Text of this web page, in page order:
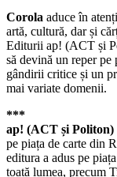
Corola aduce în
artă, cultură, dar și
Editurii ap! (ACT și
să devină un reper
gândirii critice și un
mai variate domenii.
***
ap! (ACT și Politon)
pe piața de carte din
editura a adus pe
toată lumea, precum